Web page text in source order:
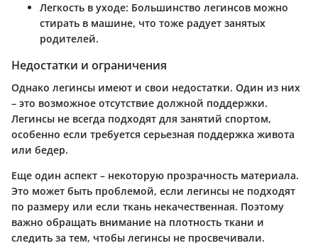
Легкость в уходе: Большинство легинсов можно
стирать в машине, что тоже радует занятых
родителей.
Недостатки и ограничения
Однако легинсы имеют и свои недостатки. Один из них
– это возможное отсутствие должной поддержки.
Легинсы не всегда подходят для занятий спортом,
особенно если требуется серьезная поддержка живота
или бедер.
Еще один аспект – некоторую прозрачность материала.
Это может быть проблемой, если легинсы не подходят
по размеру или если ткань некачественная. Поэтому
важно обращать внимание на плотность ткани и
следить за тем, чтобы легинсы не просвечивали.